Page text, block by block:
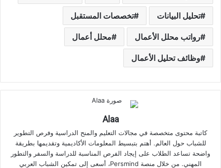
تحليل البيانات تخصصات المستقبل
رواتب محلل الأعمال محلل أعمال
وظائف تحليل الأعمال
Alaa
كاتبة محتوى متخصصة في مجالات التعليم والمنح الدراسية وفرص التطوير
للشباب حول العالم. أهتم بتبسيط المعلومات الأكاديمية وتقديمها بطريقة
واضحة تساعد الطلاب على إيجاد الفرص المناسبة للدراسة والسفر والتطور
المهني. من خلال منصة Persmind، أسعى إلى تمكين الشباب العربي